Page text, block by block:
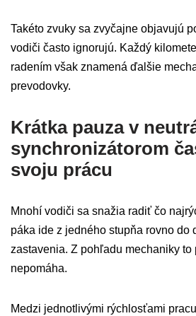
Takéto zvuky sa zvyčajne objavujú
vodiči často ignorujú. Každý
radením však znamená ďalšie
prevodovky.
Krátka pauza v
synchronizátorom
svoju prácu
Mnohí vodiči sa snažia radiť čo
páka ide z jedného stupňa rovno do
zastavenia. Z pohľadu mechaniky to
nepomáha.
Medzi jednotlivými rýchlosťami